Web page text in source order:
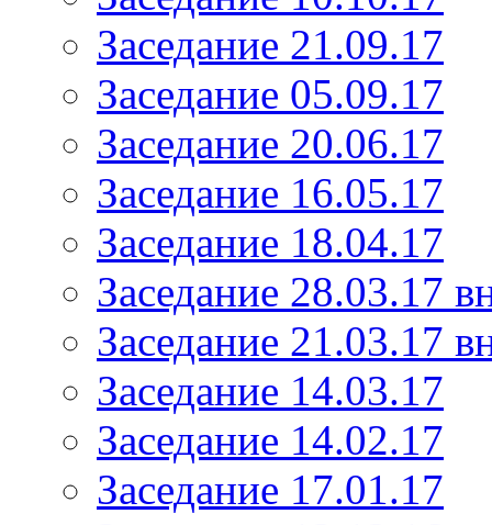
Заседание 21.09.17
Заседание 05.09.17
Заседание 20.06.17
Заседание 16.05.17
Заседание 18.04.17
Заседание 28.03.17
Заседание 21.03.17
Заседание 14.03.17
Заседание 14.02.17
Заседание 17.01.17